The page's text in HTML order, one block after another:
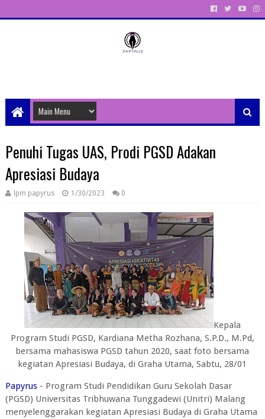
Penuhi Tugas UAS, Prodi PGSD Adakan
Apresiasi Budaya
lpm papyrus 1/30/2023 0
Kepala
Program Studi PGSD, Kardiana Metha Rozhana, S.P.D., M.Pd,
bersama mahasiswa PGSD tahun 2020, saat foto bersama
kegiatan Apresiasi Budaya, di Graha Utama, Sabtu, 28/01
Papyrus- Program Studi Pendidikan Guru Sekolah Dasar
(PGSD) Universitas Tribhuwana Tunggadewi (Unitri) Malang
menyelenggarakan kegiatan Apresiasi Budaya di Graha Utama